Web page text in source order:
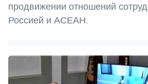
продвижении отношений
Россией и АСЕАН.